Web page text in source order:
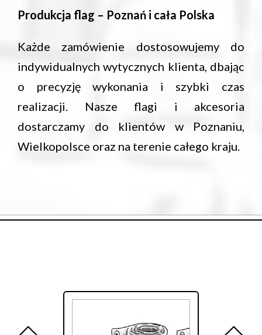
Produkcja flag – Poznań i cała Polska
Każde zamówienie dostosowujemy do
indywidualnych wytycznych klienta, dbając
o precyzję wykonania i szybki czas
realizacji. Nasze flagi i akcesoria
dostarczamy do klientów w Poznaniu,
Wielkopolsce oraz na terenie całego kraju.